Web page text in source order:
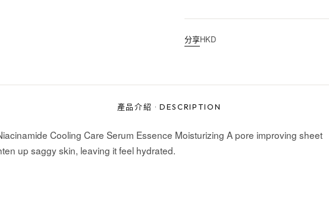
分享HKD
產品介紹 ·DESCRIPTION
Cooling Care Serum Essence Moisturizing A pore improving sheet
up saggy skin, leaving it feel hydrated.